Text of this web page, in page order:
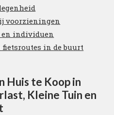
voorzieningen
en individuen
in de buurt
Huis te Koop in
Kleine Tuin en